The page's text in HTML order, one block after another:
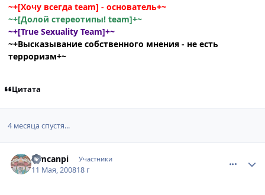
~+[Хочу всегда team] - основатель+~
~+[Долой стереотипы! team]+~
~+[True Sexuality Team]+~
~+Высказывание собственного мнения - не есть
терроризм+~
Цитата
4 месяца спустя...
Timcanpi Участники
11 Мая, 200818 г